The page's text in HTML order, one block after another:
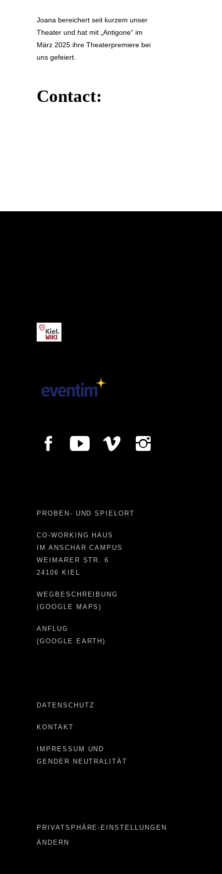
Joana bereichert seit kurzem unser
Theater und hat mit „Antigone“ im
März 2025 ihre Theaterpremiere bei
uns gefeiert.
Contact:
PROBEN- UND SPIELORT
CO-WORKING HAUS
IM ANSCHAR CAMPUS
WEIMARER STR. 6
24106 KIEL
WEGBESCHREIBUNG
(GOOGLE MAPS)
ANFLUG
(GOOGLE EARTH)
DATENSCHUTZ
KONTAKT
IMPRESSUM UND
GENDER NEUTRALITÄT
PRIVATSPHÄRE-EINSTELLUNGEN
ÄNDERN